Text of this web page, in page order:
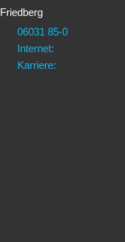
Friedberg
06031 85-0
Internet:
Karriere: